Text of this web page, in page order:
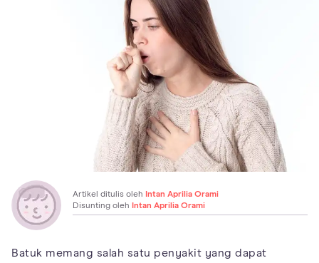
Artikel ditulis oleh Intan Aprilia Orami
Disunting oleh Intan Aprilia Orami
Batuk memang salah satu penyakit yang dapat